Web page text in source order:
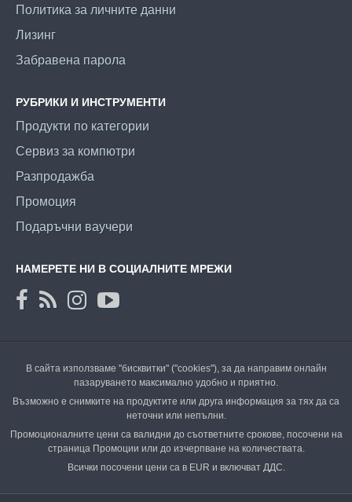
Политика за личните данни
Лизинг
Забравена парола
РУБРИКИ И ИНСТРУМЕНТИ
Продукти по категории
Сервиз за компютри
Разпродажба
Промоция
Подаръчни ваучери
НАМЕРЕТЕ НИ В СОЦИАЛНИТЕ МРЕЖИ
В сайта използваме "бисквитки" ("cookies"), за да направим онлайн
пазаруването максимално удобно и приятно.
Възможно е снимките на продуктите или друга информация за тях да са
неточни или непълни.
Промоционалните цени са валидни до съответните срокове, посочени на
страница Промоции или до изчерпване на количествата.
Всички посочени цени са в EUR и включват ДДС.